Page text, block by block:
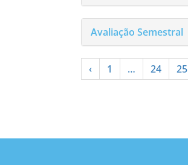
Avaliação Semestral
‹ 1 … 24 25